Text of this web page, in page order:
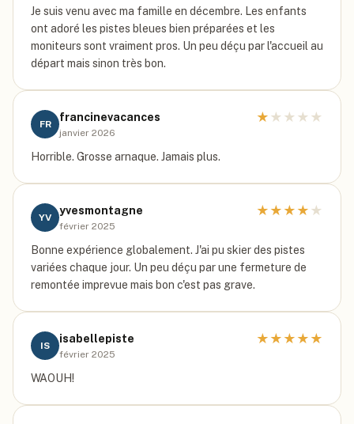
Je suis venu avec ma famille en décembre. Les enfants
ont adoré les pistes bleues bien préparées et les
moniteurs sont vraiment pros. Un peu déçu par l'accueil au
départ mais sinon très bon.
FR
francinevacances
janvier 2026
★ ★ ★ ★ ★
Horrible. Grosse arnaque. Jamais plus.
YV
yvesmontagne
février 2025
★ ★ ★ ★ ★
Bonne expérience globalement. J'ai pu skier des pistes
variées chaque jour. Un peu déçu par une fermeture de
remontée imprevue mais bon c'est pas grave.
IS
isabellepiste
février 2025
★ ★ ★ ★ ★
WAOUH!